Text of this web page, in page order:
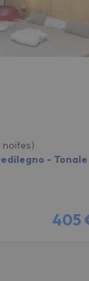
noites)
- Tonale
405